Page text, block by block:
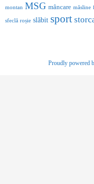
montan MSG mâncare măsline
sfeclă roșie slăbit sport
Proudly powered